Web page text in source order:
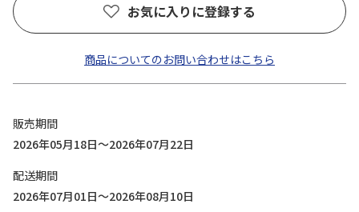
お気に入りに登録する
商品についてのお問い合わせはこちら
販売期間
2026年05月18日～2026年07月22日
配送期間
2026年07月01日～2026年08月10日